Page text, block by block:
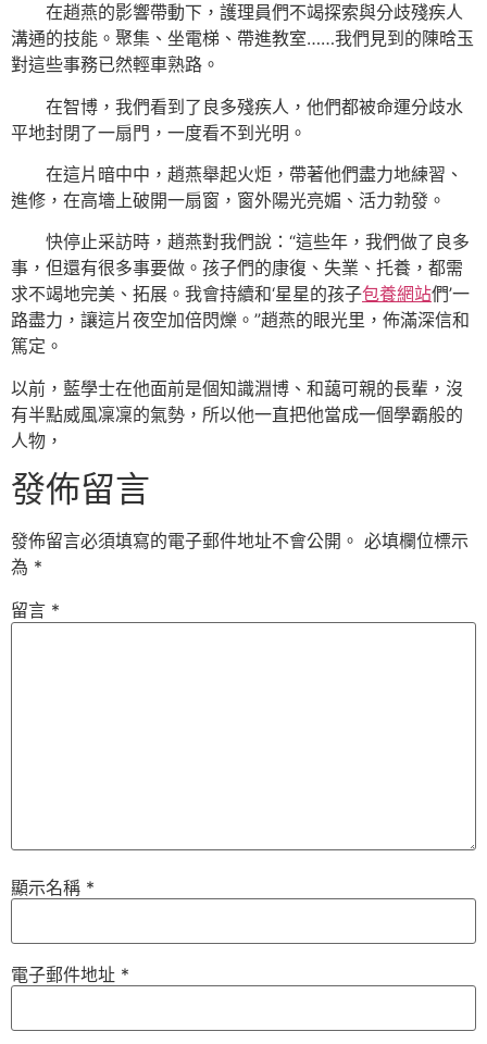
在趙燕的影響帶動下，護理員們不竭探索與分歧殘疾人
溝通的技能。聚集、坐電梯、帶進教室……我們見到的陳晗玉
對這些事務已然輕車熟路。
在智博，我們看到了良多殘疾人，他們都被命運分歧水
平地封閉了一扇門，一度看不到光明。
在這片暗中中，趙燕舉起火炬，帶著他們盡力地練習、
進修，在高墻上破開一扇窗，窗外陽光亮媚、活力勃發。
快停止采訪時，趙燕對我們說：“這些年，我們做了良多
事，但還有很多事要做。孩子們的康復、失業、托養，都需
求不竭地完美、拓展。我會持續和‘星星的孩子包養網站們’一
路盡力，讓這片夜空加倍閃爍。”趙燕的眼光里，佈滿深信和
篤定。
以前，藍學士在他面前是個知識淵博、和藹可親的長輩，沒
有半點威風凜凜的氣勢，所以他一直把他當成一個學霸般的
人物，
發佈留言
發佈留言必須填寫的電子郵件地址不會公開。 必填欄位標示
為 *
留言 *
顯示名稱 *
電子郵件地址 *